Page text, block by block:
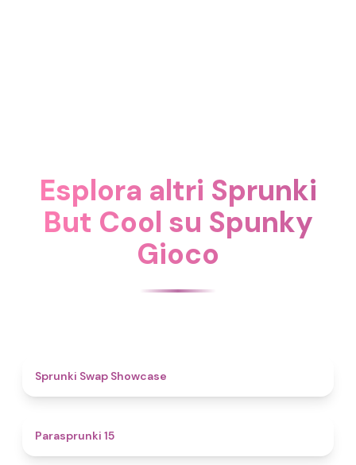
Esplora altri Sprunki
But Cool su Spunky
Gioco
Sprunki Swap Showcase
Parasprunki 15